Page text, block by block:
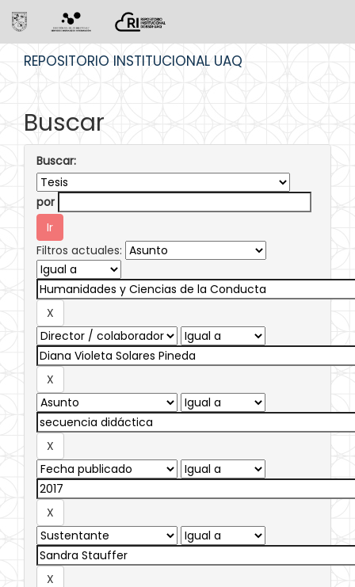
REPOSITORIO INSTITUCIONAL UAQ
Buscar
Buscar:
por
Filtros actuales: